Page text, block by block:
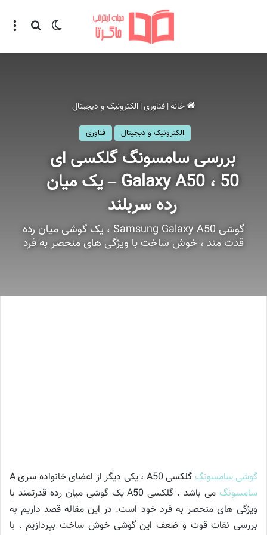
تغییر پوسته
خانه|فناوری|الکترونیک و دیجیتال
الکترونیک و دیجیتال فناوری
بررسی سامسونگ گلکسی ای
50 ، Galaxy A50 – یک میان
رده سربلند
گوشی Samsung Galaxy A50 ، یک گوشی میان رده
قدت مند ، خوش ساخت با ویژگی های منحصر به فرد
طراحی
صفحه نمایش
دوربین
گوشیسامسونگ گلکسی A50 ، یکی دیگر از اعضای خانواده سری A
سامسونگ
می باشد . گلکسی A50 یک گوشی میان رده قدرتمند با
ویژگی های منحصر به فرد خود است. در این مقاله قصد داریم به
بررسی نقات قوت و ضعف این گوشی خوش ساخت بپردازیم . با